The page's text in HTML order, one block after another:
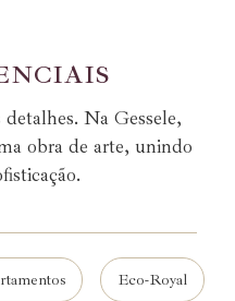
NCIAIS
Na Gessele,
obra de arte, unindo
Eco-Royal